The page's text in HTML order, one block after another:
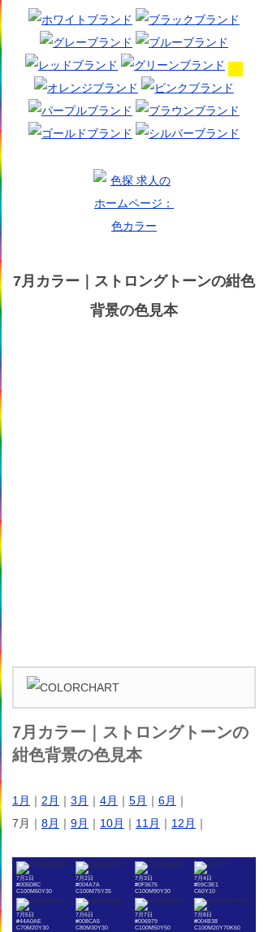
7月カラー｜ストロングトーンの紺色
背景の色見本
7月カラー｜ストロングトーンの
紺色背景の色見本
1月 ｜ 2月 ｜ 3月 ｜ 4月 ｜ 5月 ｜ 6月 ｜
7月｜ 8月 ｜ 9月 ｜ 10月 ｜ 11月 ｜ 12月 ｜
7月1日
#005D8C
C100M60Y30
7月2日
#004A7A
C100M75Y35
7月3日
#0F3675
C100M90Y30
7月4日
#59C3E1
C60Y10
7月5日
#44A0AE
C70M20Y30
7月6日
#008CA5
C80M30Y30
7月7日
#006979
C100M50Y50
7月8日
#004B38
C100M20Y70K60